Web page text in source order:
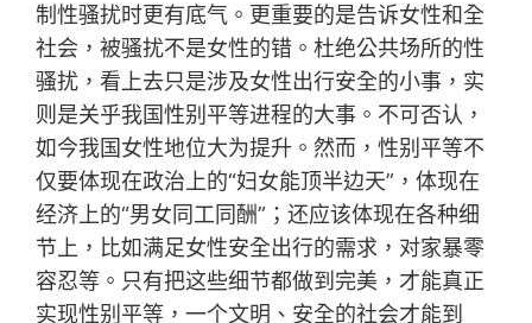
制性骚扰时更有底气。更重要的是告诉女性和全
社会，被骚扰不是女性的错。杜绝公共场所的性
骚扰，看上去只是涉及女性出行安全的小事，实
则是关乎我国性别平等进程的大事。不可否认，
如今我国女性地位大为提升。然而，性别平等不
仅要体现在政治上的“妇女能顶半边天”，体现在
经济上的“男女同工同酬”；还应该体现在各种细
节上，比如满足女性安全出行的需求，对家暴零
容忍等。只有把这些细节都做到完美，才能真正
实现性别平等，一个文明、安全的社会才能到